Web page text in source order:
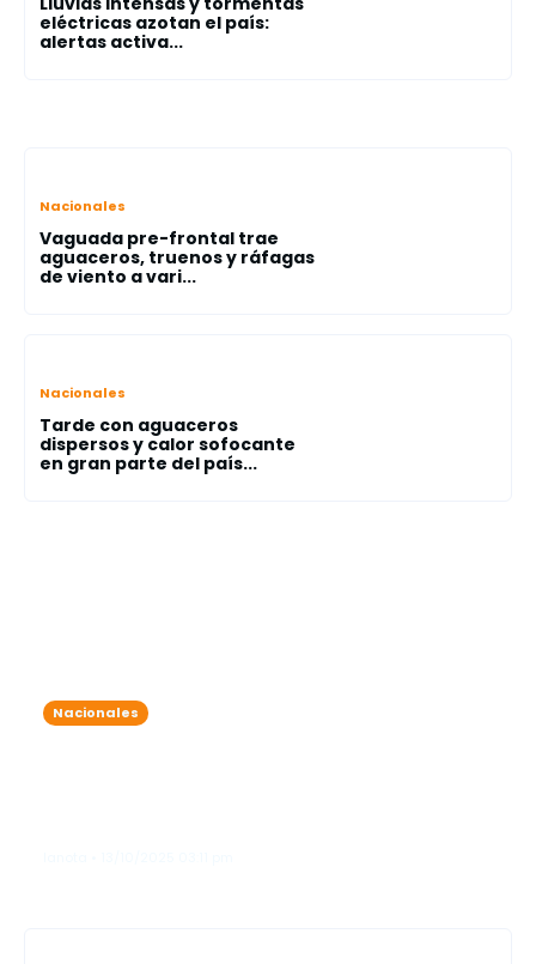
eléctricas azotan el país:
alertas activa...
Nacionales
Vaguada pre-frontal trae
aguaceros, truenos y ráfagas
de viento a vari...
Nacionales
Tarde con aguaceros
dispersos y calor sofocante
en gran parte del país...
Nacionales